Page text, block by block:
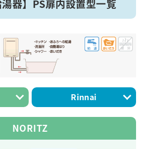
湯器】PS扉内設置型一覧
Rinnai
NORITZ